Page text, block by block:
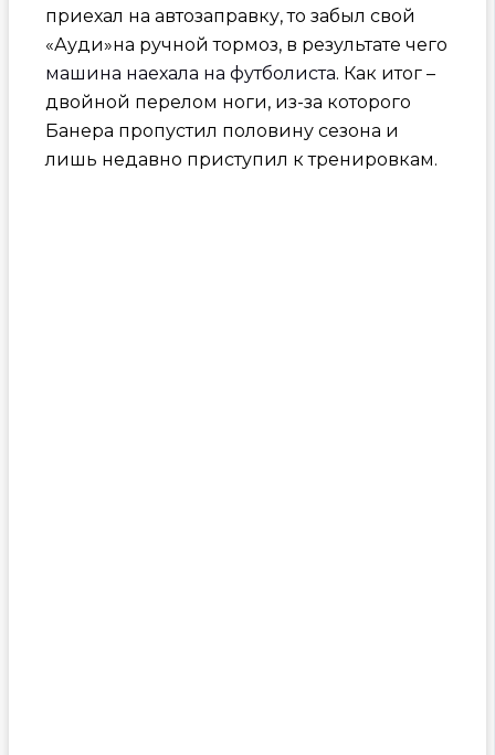
приехал на автозаправку, то забыл свой
«Ауди»на ручной тормоз, в результате чего
машина наехала на футболиста. Как итог –
двойной перелом ноги, из-за которого
Банера пропустил половину сезона и
лишь недавно приступил к тренировкам.